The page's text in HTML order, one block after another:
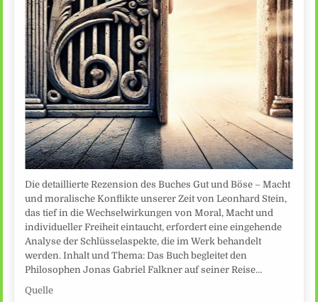
Die detaillierte Rezension des Buches Gut und Böse – Macht
und moralische Konflikte unserer Zeit von Leonhard Stein,
das tief in die Wechselwirkungen von Moral, Macht und
individueller Freiheit eintaucht, erfordert eine eingehende
Analyse der Schlüsselaspekte, die im Werk behandelt
werden. Inhalt und Thema: Das Buch begleitet den
Philosophen Jonas Gabriel Falkner auf seiner Reise…
Quelle